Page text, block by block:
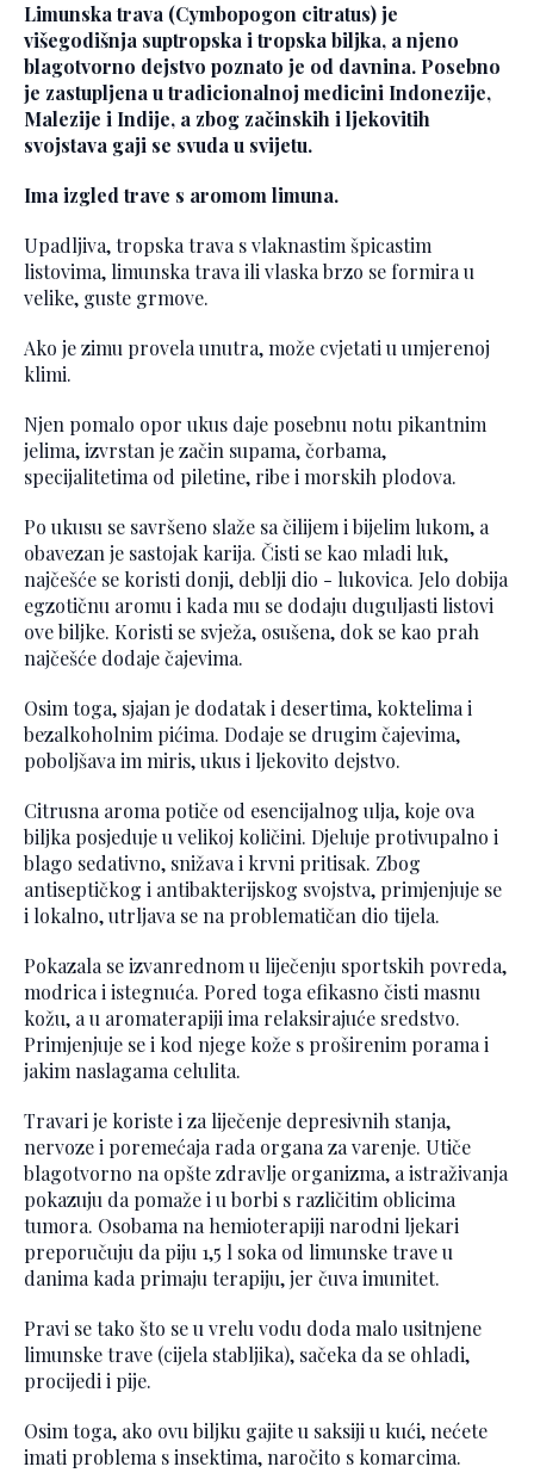
Limunska trava (Cymbopogon citratus) je
višegodišnja suptropska i tropska biljka, a njeno
blagotvorno dejstvo poznato je od davnina. Posebno
je zastupljena u tradicionalnoj medicini Indonezije,
Malezije i Indije, a zbog začinskih i ljekovitih
svojstava gaji se svuda u svijetu.
Ima izgled trave s aromom limuna.
Upadljiva, tropska trava s vlaknastim špicastim
listovima, limunska trava ili vlaska brzo se formira u
velike, guste grmove.
Ako je zimu provela unutra, može cvjetati u umjerenoj
klimi.
Njen pomalo opor ukus daje posebnu notu pikantnim
jelima, izvrstan je začin supama, čorbama,
specijalitetima od piletine, ribe i morskih plodova.
Po ukusu se savršeno slaže sa čilijem i bijelim lukom, a
obavezan je sastojak karija. Čisti se kao mladi luk,
najčešće se koristi donji, deblji dio - lukovica. Jelo dobija
egzotičnu aromu i kada mu se dodaju duguljasti listovi
ove biljke. Koristi se svježa, osušena, dok se kao prah
najčešće dodaje čajevima.
Osim toga, sjajan je dodatak i desertima, koktelima i
bezalkoholnim pićima. Dodaje se drugim čajevima,
poboljšava im miris, ukus i ljekovito dejstvo.
Citrusna aroma potiče od esencijalnog ulja, koje ova
biljka posjeduje u velikoj količini. Djeluje protivupalno i
blago sedativno, snižava i krvni pritisak. Zbog
antiseptičkog i antibakterijskog svojstva, primjenjuje se
i lokalno, utrljava se na problematičan dio tijela.
Pokazala se izvanrednom u liječenju sportskih povreda,
modrica i istegnuća. Pored toga efikasno čisti masnu
kožu, a u aromaterapiji ima relaksirajuće sredstvo.
Primjenjuje se i kod njege kože s proširenim porama i
jakim naslagama celulita.
Travari je koriste i za liječenje depresivnih stanja,
nervoze i poremećaja rada organa za varenje. Utiče
blagotvorno na opšte zdravlje organizma, a istraživanja
pokazuju da pomaže i u borbi s različitim oblicima
tumora. Osobama na hemioterapiji narodni ljekari
preporučuju da piju 1,5 l soka od limunske trave u
danima kada primaju terapiju, jer čuva imunitet.
Pravi se tako što se u vrelu vodu doda malo usitnjene
limunske trave (cijela stabljika), sačeka da se ohladi,
procijedi i pije.
Osim toga, ako ovu biljku gajite u saksiji u kući, nećete
imati problema s insektima, naročito s komarcima.